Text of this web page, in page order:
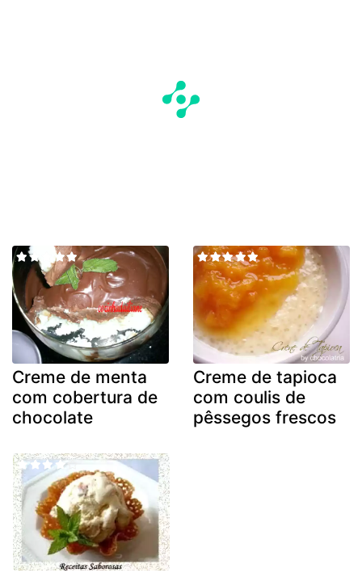
Creme de menta
com cobertura de
chocolate
Creme de tapioca
com coulis de
pêssegos frescos